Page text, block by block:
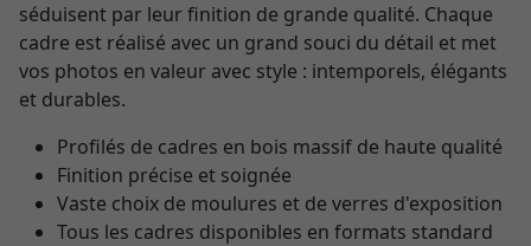
séduisent par leur finition de grande qualité. Chaque
cadre est réalisé avec un grand souci du détail et met
vos photos en valeur avec style : intemporels, élégants
et durables.
Profilés de cadres en bois massif de haute qualité
Finition précise et soignée
Vaste choix de moulures et de verres d'exposition
Tous les cadres disponibles en formats standard